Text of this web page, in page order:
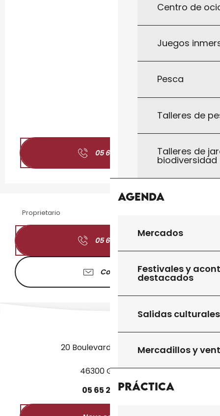
Centro de
Juegos
Pesca
Talleres de
Talleres de
biodiversidad
Agenda
Mercados
Festivales y
destacados
Salidas culturales
Mercadillos y
Práctica
05 65 41 12
Proprietario
05 65 41 12
Contacter
20 Boulevard des Martyrs
46300 Gourdon
05 65 27 5250